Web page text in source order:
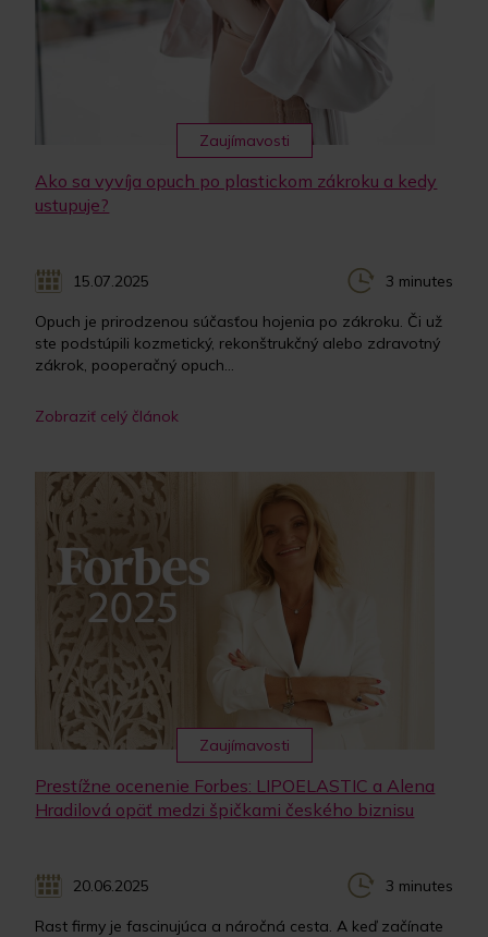
Zaujímavosti
Ako sa vyvíja opuch po plastickom zákroku a kedy
ustupuje?
15.07.2025 3 minutes
Opuch je prirodzenou súčasťou hojenia po zákroku. Či už
ste podstúpili kozmetický, rekonštrukčný alebo zdravotný
zákrok, pooperačný opuch...
Zobraziť celý článok
Zaujímavosti
Prestížne ocenenie Forbes: LIPOELASTIC a Alena
Hradilová opäť medzi špičkami českého biznisu
20.06.2025 3 minutes
Rast firmy je fascinujúca a náročná cesta. A keď začínate